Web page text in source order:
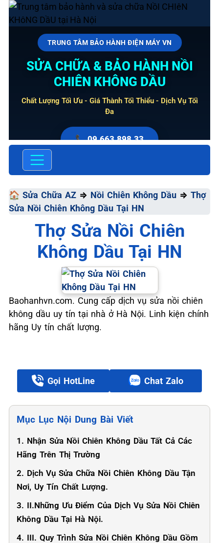
TRUNG TÂM BẢO HÀNH ĐIỆN MÁY VN
SỬA CHỮA & BẢO HÀNH NỒI
CHIÊN KHÔNG DẦU
Chất Lượng Tối Ưu - Giá Thành Tối Thiểu - Dịch Vụ Tối
Đa
📞 09.663.898.33
🏠 Sửa Chữa AZ ⇒ Nồi Chiên Không Dầu ⇒ Thợ
Sửa Nồi Chiên Không Dầu Tại HN
Thợ Sửa Nồi Chiên
Không Dầu Tại HN
Baohanhvn.com. Cung cấp dịch vụ sửa nồi chiên
không dầu uy tín tại nhà ở Hà Nội. Linh kiện chính
hãng Uy tín chất lượng.
Gọi HotLine Chat Zalo
Mục Lục Nội Dung Bài Viết
1. Nhận Sửa Nồi Chiên Không Dầu Tất Cả Các
Hãng Trên Thị Trường
2. Dịch Vụ Sửa Chữa Nồi Chiên Không Dầu Tận
Nơi, Uy Tín Chất Lượng.
3. II.Những Ưu Điểm Của Dịch Vụ Sửa Nồi Chiên
Không Dầu Tại Hà Nội.
4. III. Quy Trình Sửa Nồi Chiên Không Dầu Gồm